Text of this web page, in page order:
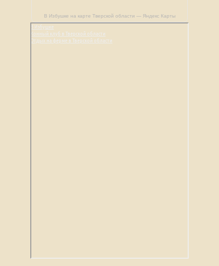
В Избушке на карте Тверской области — Яндекс Карты
В Избушке
Конный клуб в Тверской области
Отдых на ферме в Тверской области